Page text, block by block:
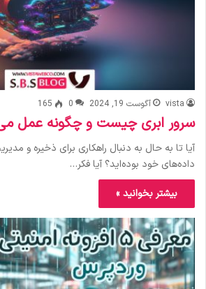
vista آگوست 19, 2024 0
165
سرور ابری چیست و چگونه عمل
آیا تا به حال به دنبال راهکاری برای ذخیره و
داده‌های خود بوده‌اید؟ آیا فکر…
بیشتر بخوانید »